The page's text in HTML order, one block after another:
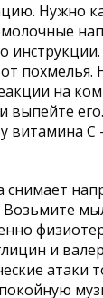
Нужно
инструкции.
на
выпейте
витамина С
снимает
и